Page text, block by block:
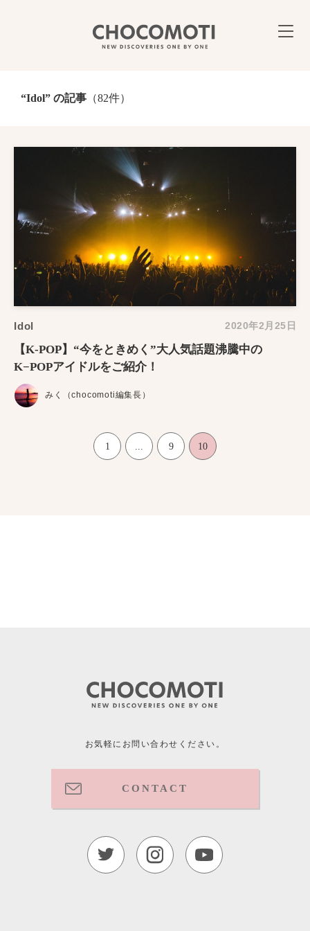
“Idol” の記事 （82件）
Idol 2020年2月25日
【K-POP】“今をときめく”大人気話題沸騰中の
K−POPアイドルをご紹介！
みく（chocomoti編集長）
1 9 10
お気軽にお問い合わせください。
CONTACT